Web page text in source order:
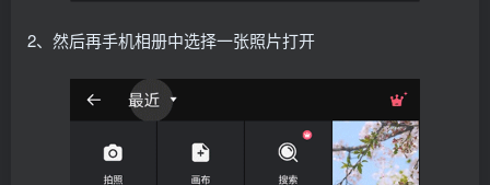
2、然后再手机相册中选择一张照片打开